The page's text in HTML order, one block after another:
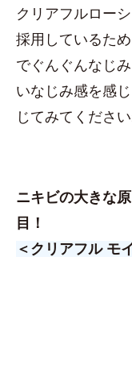
クリアフルロー
採用しているた
でぐんぐんなじ
いなじみ感を感
じてみてください
ニキビの大きな
目！
＜クリアフル モ